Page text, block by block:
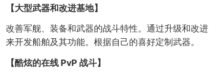
【大型武器和改进基地】
改善军舰、装备和武器的战斗特性。通过升级和改进
来开发船舶及其功能。根据自己的喜好定制武器。
【酷炫的在线 PvP 战斗】